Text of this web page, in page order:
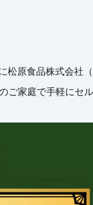
松原食品株式会社
家庭で手軽にセ